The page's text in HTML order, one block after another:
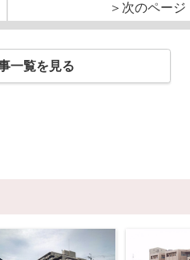
＞次のページ
一覧を見る